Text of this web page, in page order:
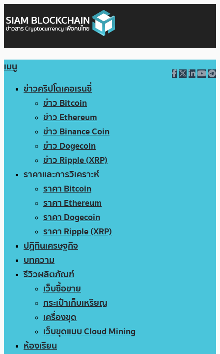
เมนู
ข่าวคริปโตเคอเรนซี่
ข่าว Bitcoin
ข่าว Ethereum
ข่าว Binance Coin
ข่าว Dogecoin
ข่าว Ripple (XRP)
ราคาและการวิเคราะห์
ราคา Bitcoin
ราคา Ethereum
ราคา Dogecoin
ราคา Ripple (XRP)
ปฏิทินเศรษฐกิจ
บทความ
รีวิวผลิตภัณฑ์
เว็บซื้อขาย
กระเป๋าเก็บเหรียญ
เครื่องขุด
เว็บขุดแบบ Cloud Mining
ห้องเรียน